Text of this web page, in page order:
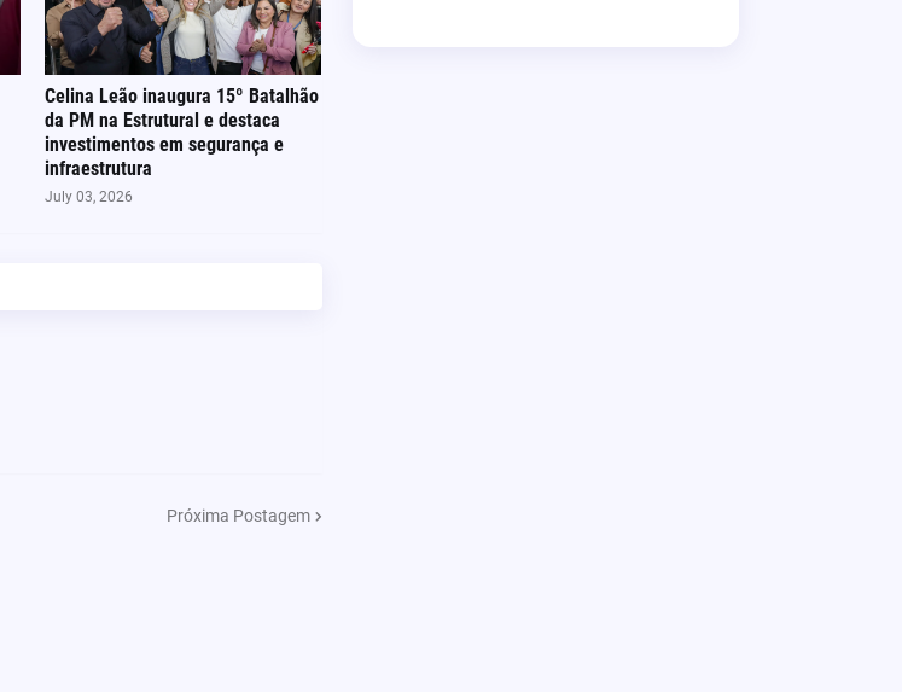
Celina Leão inaugura 15º Batalhão
da PM na Estrutural e destaca
investimentos em segurança e
infraestrutura
July 03, 2026
Próxima Postagem